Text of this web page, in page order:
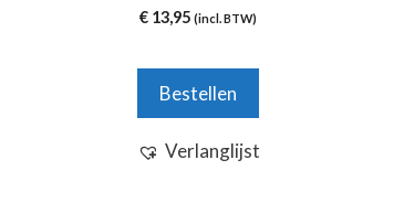
0
v
5
€ 13,95 (incl. BTW)
Bestellen
Verlanglijst